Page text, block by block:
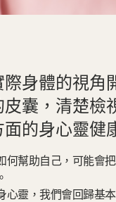
身體的視角
囊，清楚檢
的身心靈健
何幫助自己，可能會
心靈，我們會回歸基